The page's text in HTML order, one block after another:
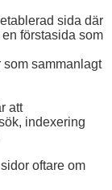
sida där
förstasida som
sammanlagt
att
indexering
oftare om